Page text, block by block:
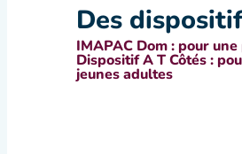
Des
IMAPAC Dom : pour
Dispositif A T Côtés :
jeunes adultes